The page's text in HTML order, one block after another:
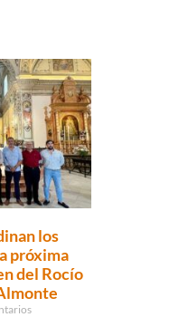
los
próxima
del Rocío